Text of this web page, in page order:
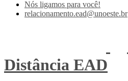
Nós ligamos para você!
relacionamento.ead@unoeste.br
Distância EAD